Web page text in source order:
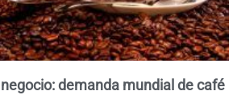
demanda mundial de café